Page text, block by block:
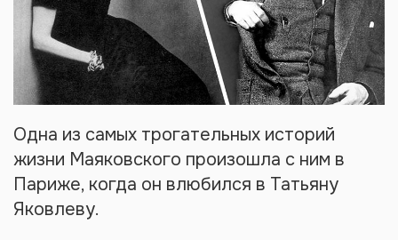
Одна из самых трогательных историй
жизни Маяковского произошла с ним в
Париже, когда он влюбился в Татьяну
Яковлеву.